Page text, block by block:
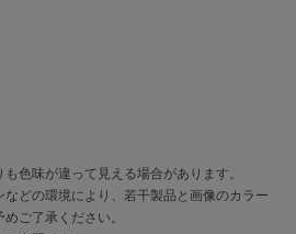
色味が違って見える場合があります。
どの環境により、若干製品と画像のカラー
ご了承ください。